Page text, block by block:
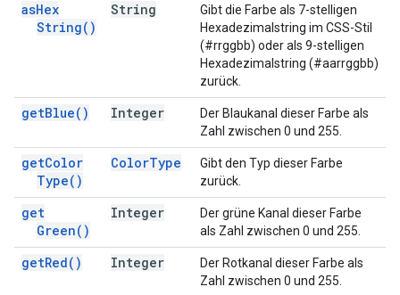
asHex
String( )
String
Gibt die Farbe als 7-stelligen
Hexadezimalstring im CSS-Stil
(#rrggbb) oder als 9-stelligen
Hexadezimalstring (#aarrggbb)
zurück.
getBlue( ) Integer
Der Blaukanal dieser Farbe als
Zahl zwischen 0 und 255.
getColor
Type( )
ColorType
Gibt den Typ dieser Farbe
zurück.
get
Green( )
Integer
Der grüne Kanal dieser Farbe
als Zahl zwischen 0 und 255.
getRed( ) Integer
Der Rotkanal dieser Farbe als
Zahl zwischen 0 und 255.